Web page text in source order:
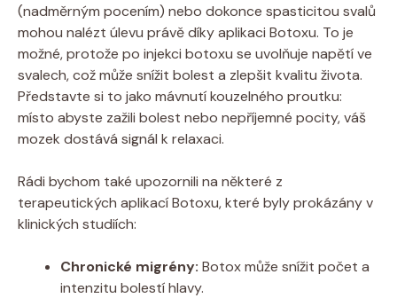
(nadměrným pocením) nebo dokonce spasticitou svalů
mohou nalézt úlevu právě díky aplikaci Botoxu. To je
možné, protože po injekci botoxu se uvolňuje napětí ve
svalech, což může snížit bolest a zlepšit kvalitu života.
Představte si to jako mávnutí kouzelného proutku:
místo abyste zažili bolest nebo nepříjemné pocity, váš
mozek dostává signál k relaxaci.
Rádi bychom také upozornili na některé z
terapeutických aplikací Botoxu, které byly prokázány v
klinických studiích:
Chronické migrény: Botox může snížit počet a
intenzitu bolestí hlavy.